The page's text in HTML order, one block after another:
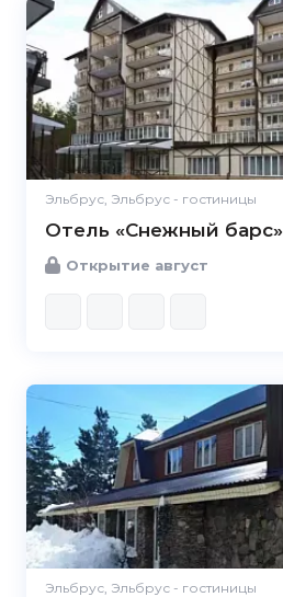
Эльбрус, Эльбрус - гостиницы
Отель «Снежный барс»
Открытие август
Эльбрус, Эльбрус - гостиницы